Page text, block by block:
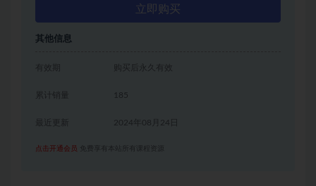
立即购买
其他信息
有效期 购买后永久有效
累计销量 185
2024年08月24日
点击开通会员 免费享有本站所有课程资源